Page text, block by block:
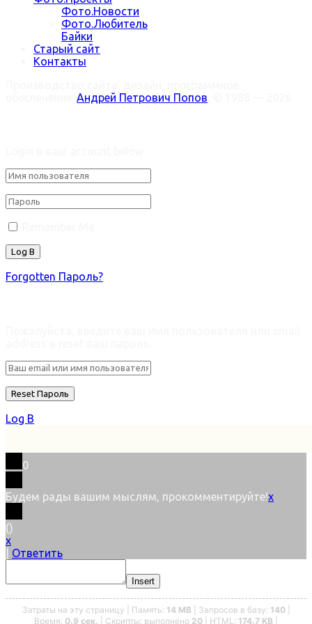
Фото.Новости
Фото.Любитель
Байки
Старый сайт
Контакты
Андрей Петрович Попов
Forgotten Пароль?
Log В
0
Будем рады вашим мыслям, прокомментируйте!x
()
x
Ответить
Insert
Затраты на эту страницу | Память: 14 MB | Запросов в базу: 140|
Время: 0.9 сек. | Скрипты: выполнено 20 | HTML: 174.7 KB